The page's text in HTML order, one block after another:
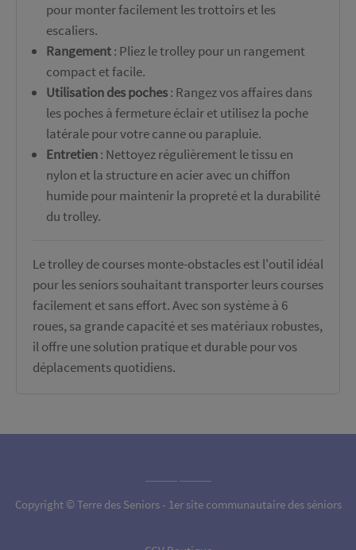
pour monter facilement les trottoirs et les
escaliers.
Rangement: Pliez le trolley pour un rangement
compact et facile.
Utilisation des poches: Rangez vos affaires dans
les poches à fermeture éclair et utilisez la poche
latérale pour votre canne ou parapluie.
Entretien: Nettoyez régulièrement le tissu en
nylon et la structure en acier avec un chiffon
humide pour maintenir la propreté et la durabilité
du trolley.
Le trolley de courses monte-obstacles est l'outil idéal
pour les seniors souhaitant transporter leurs courses
facilement et sans effort. Avec son système à 6
roues, sa grande capacité et ses matériaux robustes,
il offre une solution pratique et durable pour vos
déplacements quotidiens.
Copyright © Terre des Seniors - 1er site communautaire des séniors